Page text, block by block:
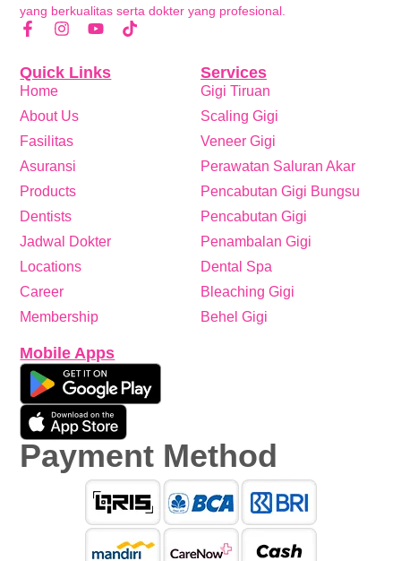
yang berkualitas serta dokter yang profesional.
Services
Gigi Tiruan
Scaling Gigi
Veneer Gigi
Perawatan Saluran Akar
Pencabutan Gigi Bungsu
Pencabutan Gigi
Penambalan Gigi
Dental Spa
Bleaching Gigi
Behel Gigi
Quick Links
Home
About Us
Fasilitas
Asuransi
Products
Dentists
Jadwal Dokter
Locations
Career
Membership
Mobile Apps
Payment Method